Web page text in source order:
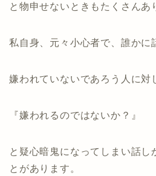
と物申せないときもたくさんあ
私自身、元々小心者で、誰かに
嫌われていないであろう人に対
『嫌われるのではないか？』
と疑心暗鬼になってしまい話し
とがあります。